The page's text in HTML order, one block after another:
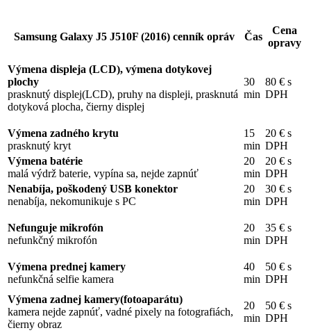
Samsung Galaxy J5 J510F (2016) cenník opráv Čas
Cena
opravy
Výmena displeja (LCD), výmena dotykovej
plochy
prasknutý displej(LCD), pruhy na displeji, prasknutá
dotyková plocha, čierny displej
30
min
80 € s
DPH
Výmena zadného krytu
prasknutý kryt
15
min
20 € s
DPH
Výmena batérie
malá výdrž baterie, vypína sa, nejde zapnúť
20
min
20 € s
DPH
Nenabíja, poškodený USB konektor
nenabíja, nekomunikuje s PC
20
min
30 € s
DPH
Nefunguje mikrofón
nefunkčný mikrofón
20
min
35 € s
DPH
Výmena prednej kamery
nefunkčná selfie kamera
40
min
50 € s
DPH
Výmena zadnej kamery(fotoaparátu)
kamera nejde zapnúť, vadné pixely na fotografiách,
čierny obraz
20
min
50 € s
DPH